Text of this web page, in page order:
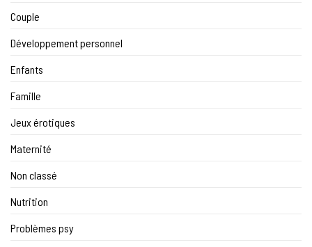
Couple
Développement personnel
Enfants
Famille
Jeux érotiques
Maternité
Non classé
Nutrition
Problèmes psy